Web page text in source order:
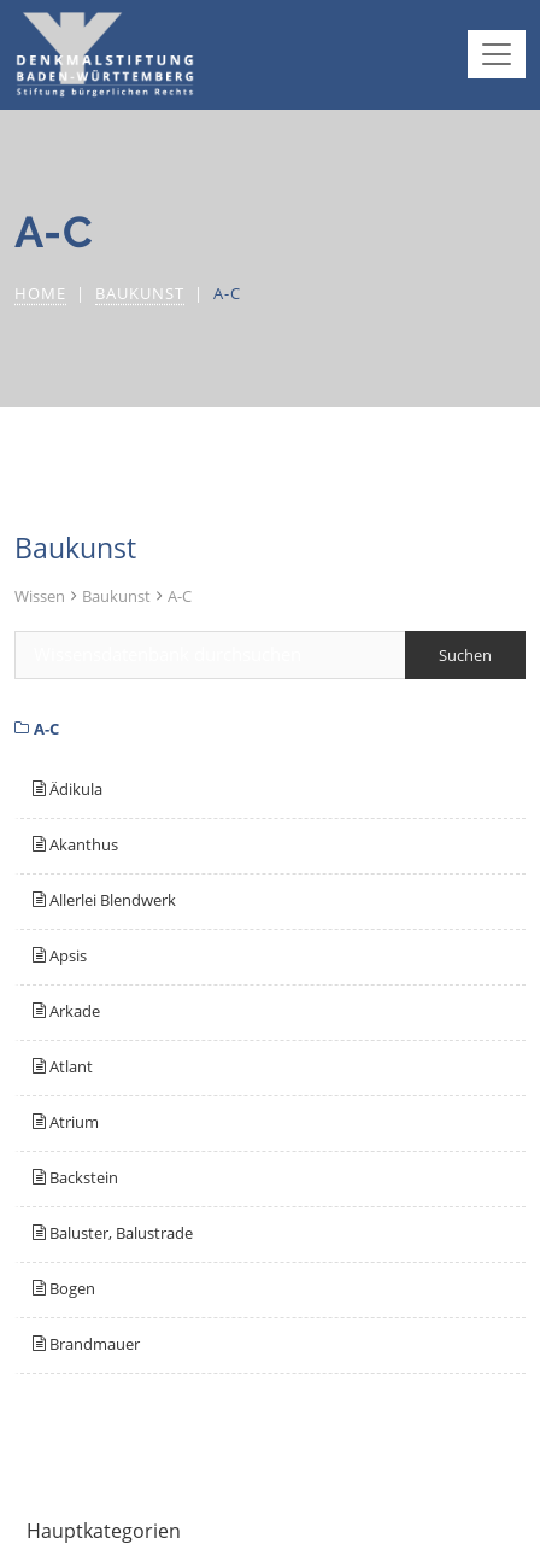
A-C
HOME BAUKUNST A-C
Baukunst
Wissen Baukunst A-C
A-C
Ädikula
Akanthus
Allerlei Blendwerk
Apsis
Arkade
Atlant
Atrium
Backstein
Baluster, Balustrade
Bogen
Brandmauer
Hauptkategorien